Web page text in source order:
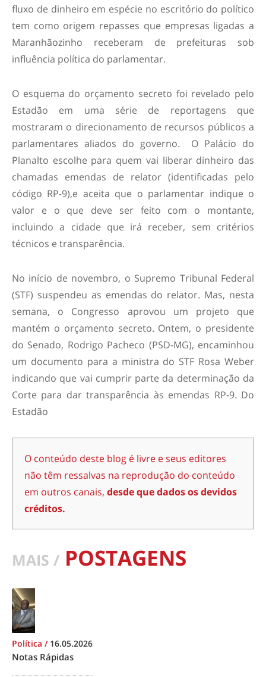
fluxo de dinheiro em espécie no escritório do político
tem como origem repasses que empresas ligadas a
Maranhãozinho receberam de prefeituras sob
influência política do parlamentar.
O esquema do orçamento secreto foi revelado pelo
Estadão em uma série de reportagens que
mostraram o direcionamento de recursos públicos a
parlamentares aliados do governo. O Palácio do
Planalto escolhe para quem vai liberar dinheiro das
chamadas emendas de relator (identificadas pelo
código RP-9),e aceita que o parlamentar indique o
valor e o que deve ser feito com o montante,
incluindo a cidade que irá receber, sem critérios
técnicos e transparência.
No início de novembro, o Supremo Tribunal Federal
(STF) suspendeu as emendas do relator. Mas, nesta
semana, o Congresso aprovou um projeto que
mantém o orçamento secreto. Ontem, o presidente
do Senado, Rodrigo Pacheco (PSD-MG), encaminhou
um documento para a ministra do STF Rosa Weber
indicando que vai cumprir parte da determinação da
Corte para dar transparência às emendas RP-9. Do
Estadão
O conteúdo deste blog é livre e seus editores
não têm ressalvas na reprodução do conteúdo
em outros canais, desde que dados os devidos
créditos.
MAIS / POSTAGENS
Política / 16.05.2026
Notas Rápidas